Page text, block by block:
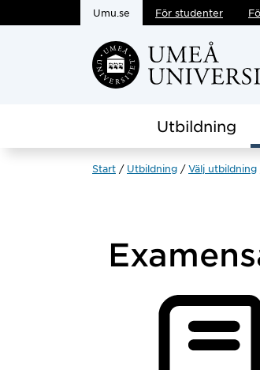
Hoppa direkt till
Umu.se För studenter
Utbildning
Start Utbildning Välj utbildning